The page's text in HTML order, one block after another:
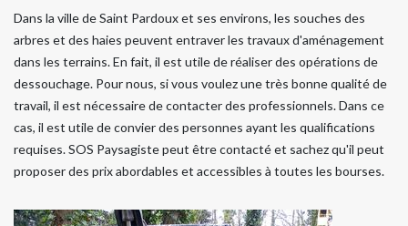
Dans la ville de Saint Pardoux et ses environs, les souches des
arbres et des haies peuvent entraver les travaux d'aménagement
dans les terrains. En fait, il est utile de réaliser des opérations de
dessouchage. Pour nous, si vous voulez une très bonne qualité de
travail, il est nécessaire de contacter des professionnels. Dans ce
cas, il est utile de convier des personnes ayant les qualifications
requises. SOS Paysagiste peut être contacté et sachez qu'il peut
proposer des prix abordables et accessibles à toutes les bourses.